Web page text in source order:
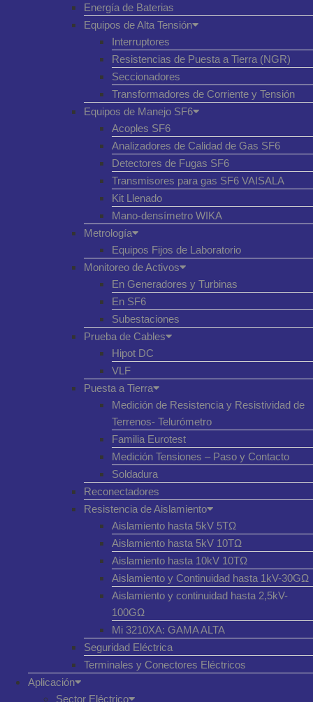
Energía de Baterias
Equipos de Alta Tensión
Interruptores
Resistencias de Puesta a Tierra (NGR)
Seccionadores
Transformadores de Corriente y Tensión
Equipos de Manejo SF6
Acoples SF6
Analizadores de Calidad de Gas SF6
Detectores de Fugas SF6
Transmisores para gas SF6 VAISALA
Kit Llenado
Mano-densímetro WIKA
Metrología
Equipos Fijos de Laboratorio
Monitoreo de Activos
En Generadores y Turbinas
En SF6
Subestaciones
Prueba de Cables
Hipot DC
VLF
Puesta a Tierra
Medición de Resistencia y Resistividad de
Terrenos- Telurómetro
Familia Eurotest
Medición Tensiones – Paso y Contacto
Soldadura
Reconectadores
Resistencia de Aislamiento
Aislamiento hasta 5kV 5TΩ
Aislamiento hasta 5kV 10TΩ
Aislamiento hasta 10kV 10TΩ
Aislamiento y Continuidad hasta 1kV-30GΩ
Aislamiento y continuidad hasta 2,5kV-
100GΩ
Mi 3210XA: GAMA ALTA
Seguridad Eléctrica
Terminales y Conectores Eléctricos
Aplicación
Sector Eléctrico